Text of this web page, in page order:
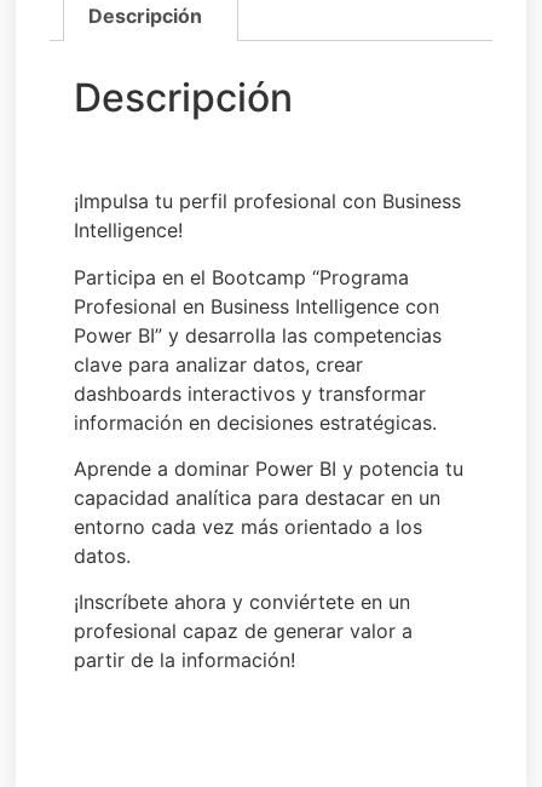
¡Impulsa tu perfil profesional con Business
Intelligence!
Participa en el Bootcamp “Programa
Profesional en Business Intelligence con
Power BI” y desarrolla las competencias
clave para analizar datos, crear
dashboards interactivos y transformar
información en decisiones estratégicas.
Aprende a dominar Power BI y potencia tu
capacidad analítica para destacar en un
entorno cada vez más orientado a los
datos.
¡Inscríbete ahora y conviértete en un
profesional capaz de generar valor a
partir de la información!